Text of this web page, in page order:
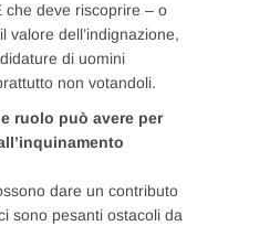
che deve riscoprire – o
valore dell’indignazione,
di uomini
non votandoli.
ruolo può avere per
dare un contributo
sono pesanti ostacoli da